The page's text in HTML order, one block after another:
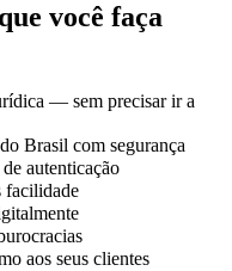
você faça
— sem precisar ir a
Brasil com segurança
autenticação
facilidade
aos seus clientes